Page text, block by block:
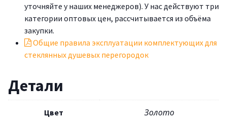
уточняйте у наших менеджеров). У нас действуют три
категории оптовых цен, рассчитывается из объёма
закупки.
Общие правила эксплуатации комплектующих для
стеклянных душевых перегородок
Детали
Цвет Золото